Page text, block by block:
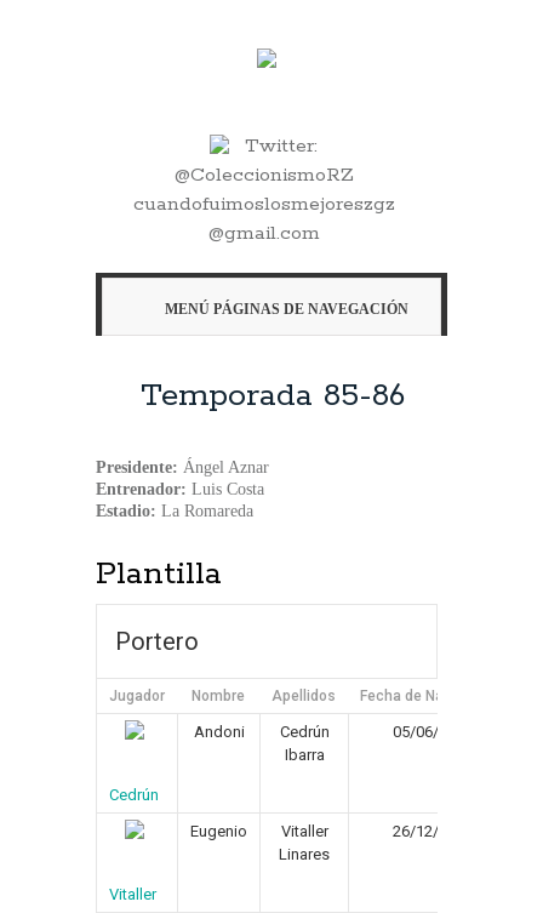
Twitter:
@ColeccionismoRZ
cuandofuimoslosmejoreszgz
@gmail.com
MENÚ PÁGINAS DE NAVEGACIÓN
Temporada 85-86
Presidente: Ángel Aznar
Entrenador: Luis Costa
Estadio: La Romareda
Plantilla
Portero
Jugador Nombre Apellidos Fecha de Nacimiento
Cedrún
Andoni
Cedrún
Ibarra
05/06/1960
Vitaller
Eugenio
Vitaller
Linares
26/12/1958